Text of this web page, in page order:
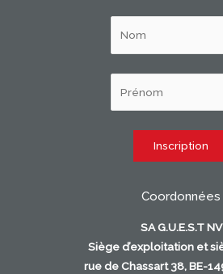
Coordonnées
SA G.U.E.S.T NV
Siège d’exploitation et
rue de Chassart 38, BE-